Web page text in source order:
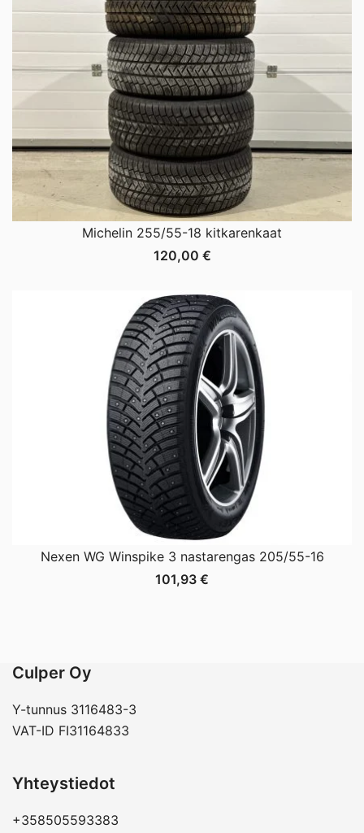
Michelin 255/55-18 kitkarenkaat
120,00 €
Nexen WG Winspike 3 nastarengas 205/55-16
101,93 €
Culper Oy
Y-tunnus 3116483-3
VAT-ID FI31164833
Yhteystiedot
+358505593383